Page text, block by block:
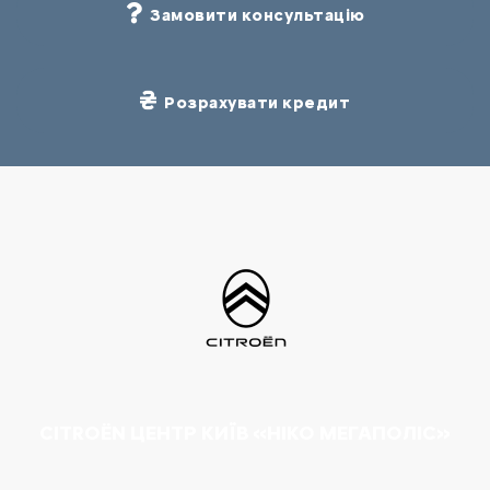
Замовити консультацію
Розрахувати кредит